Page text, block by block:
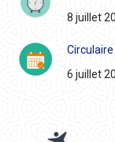
8 juillet
6 juillet